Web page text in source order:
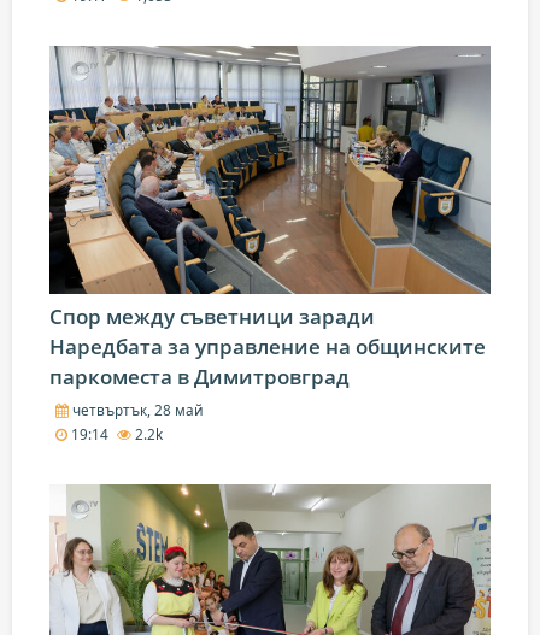
Спор между съветници заради
Наредбата за управление на общинските
паркоместа в Димитровград
четвъртък, 28 май
19:14
2.2k